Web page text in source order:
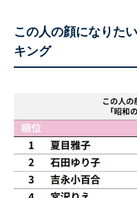
この人の顔になりた
キング